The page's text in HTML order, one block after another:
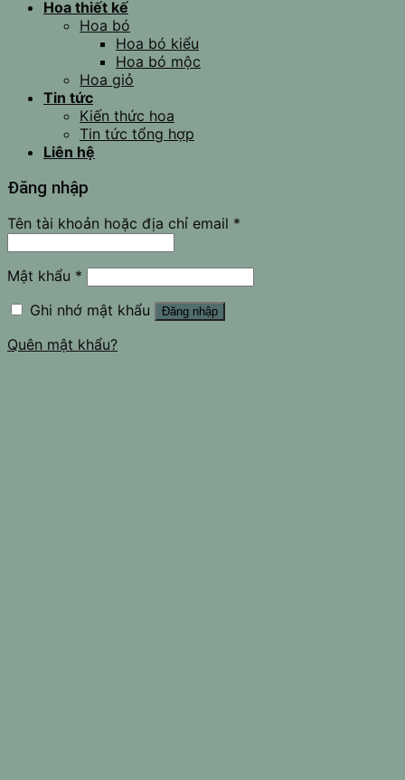
Hoa thiết kế
Hoa bó
Hoa bó kiểu
Hoa bó mộc
Hoa giỏ
Tin tức
Kiến thức hoa
Tin tức tổng hợp
Liên hệ
Đăng nhập
Tên tài khoản hoặc địa chỉ email *
Mật khẩu *
Ghi nhớ mật khẩu
Đăng nhập
Quên mật khẩu?